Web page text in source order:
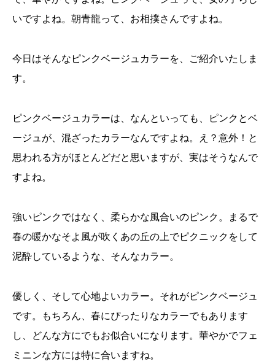
いですよね。朝青龍って、お相撲さんですよね。
今日はそんなピンクベージュカラーを、ご紹介いたしま
す。
ピンクベージュカラーは、なんといっても、ピンクとベ
ージュが、混ざったカラーなんですよね。え？意外！と
思われる方がほとんどだと思いますが、実はそうなんで
すよね。
強いピンクではなく、柔らかな風合いのピンク。まるで
春の暖かなそよ風が吹くあの丘の上でピクニックをして
泥酔しているような、そんなカラー。
優しく、そして心地よいカラー。それがピンクベージュ
です。もちろん、春にぴったりなカラーでもあります
し、どんな方にでもお似合いになります。華やかでフェ
ミニンな方には特に合いますね。